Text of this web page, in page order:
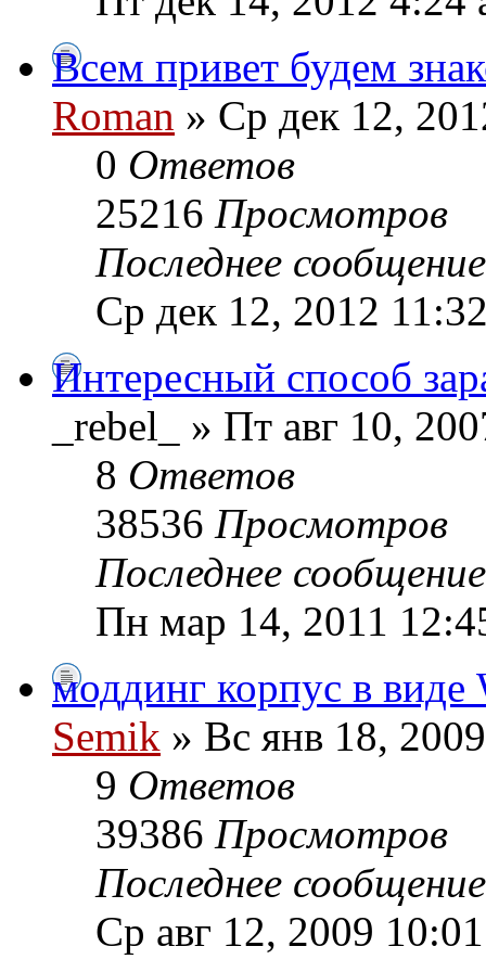
Всем привет будем
Roman » Ср дек 12,
0 Ответов
25216 Просмотров
Последнее
Ср дек 12, 2012
Интересный способ
_rebel_ » Пт авг 10,
8 Ответов
38536 Просмотров
Последнее
Пн мар 14, 2011
моддинг корпус в
Semik » Вс янв 18,
9 Ответов
39386 Просмотров
Последнее
Ср авг 12, 2009